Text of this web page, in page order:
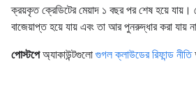
ক্রয়কৃত ক্রেডিটের মেয়াদ ১ বছর পর শেষ হয়ে যায়।
বাজেয়াপ্ত হয়ে যায় এবং তা আর পুনরুদ্ধার করা যায়
পোস্টপেঅ্যাকাউন্টগুলো গুগল ক্লাউডের রিফান্ড নীতি